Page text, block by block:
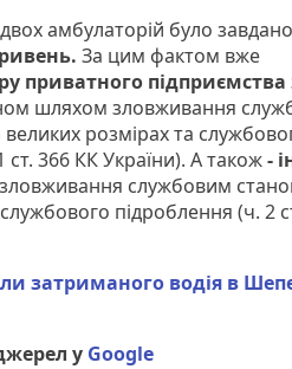
амбулаторій було
За цим фактом вже
приватного підприємства
шляхом зловживання
розмірах та
366 КК України). А також-
службовим
підроблення (ч. 2
затриманого водія в
у Google